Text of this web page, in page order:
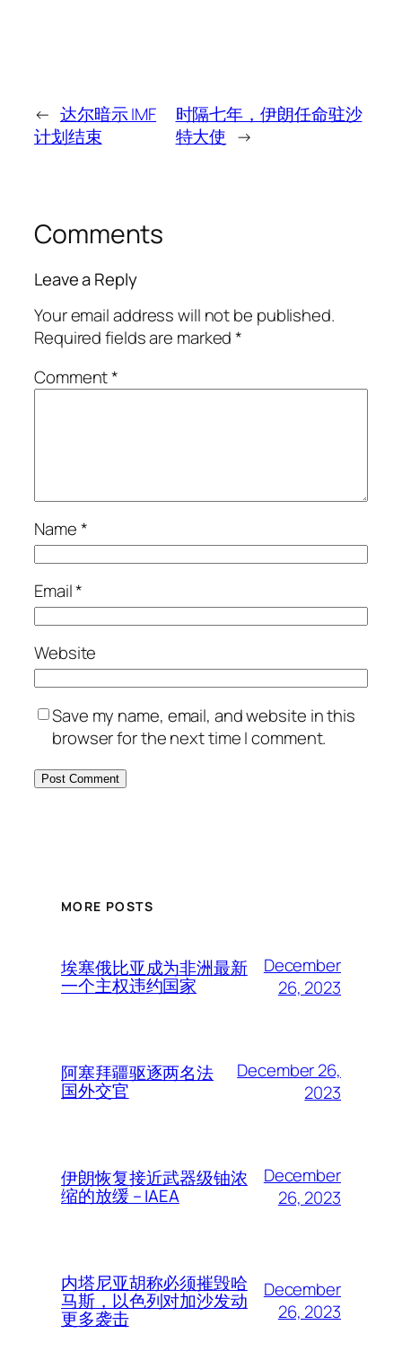
← 达尔暗示 IMF
计划结束
时隔七年，伊朗任命驻沙
特大使 →
Comments
Leave a Reply
Your email address will not be published.
Required fields are marked*
Comment*
Name*
Email*
Website
Save my name, email, and website in this
browser for the next time I comment.
MORE POSTS
埃塞俄比亚成为非洲最新
一个主权违约国家
December
26, 2023
阿塞拜疆驱逐两名法
国外交官
December 26,
2023
伊朗恢复接近武器级铀浓
缩的放缓 – IAEA
December
26, 2023
内塔尼亚胡称必须摧毁哈
马斯，以色列对加沙发动
更多袭击
December
26, 2023